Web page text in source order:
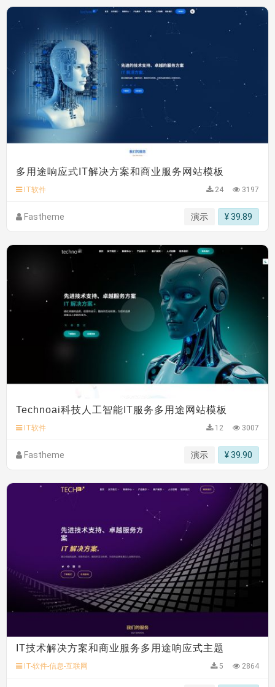
多用途响应式IT解决方案和商业服务网站模板
IT软件 24 3197
Fastheme 演示 ¥ 39.89
Technoai科技人工智能IT服务多用途网站模板
IT软件 12 3007
Fastheme 演示 ¥ 39.90
IT技术解决方案和商业服务多用途响应式主题
IT-软件-信息-互联网 5 2864